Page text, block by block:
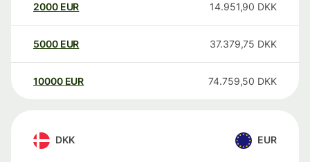
2000 EUR 14.951,90 DKK
5000 EUR 37.379,75 DKK
10000 EUR 74.759,50 DKK
DKK EUR